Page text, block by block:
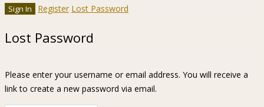
Register Lost Password
Lost Password
Please enter your username or email address. You will receive a
link to create a new password via email.